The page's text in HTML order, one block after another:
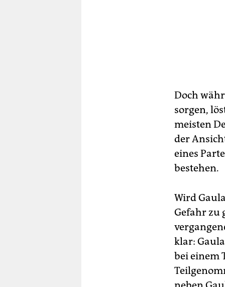
Doch
sorgen,
meisten
der
eines
bestehen.
Wird
Gefahr zu
klar:
bei einem